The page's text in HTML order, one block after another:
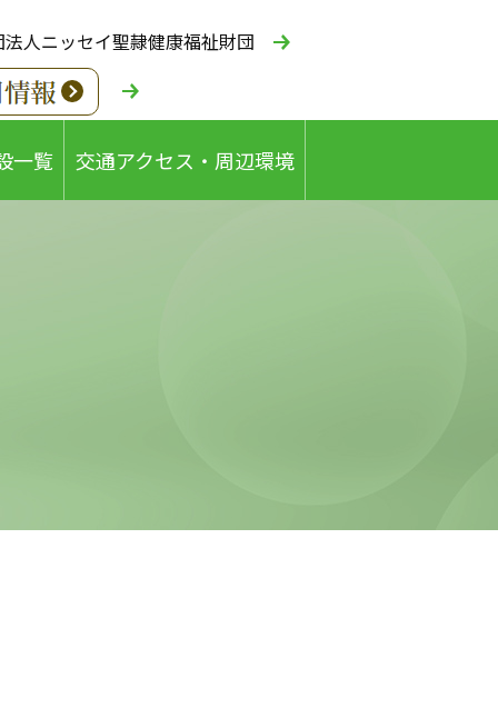
人ニッセイ聖隷健康福祉財団
一覧 交通アクセス・周辺環境